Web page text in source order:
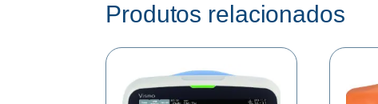
Produtos relacionados